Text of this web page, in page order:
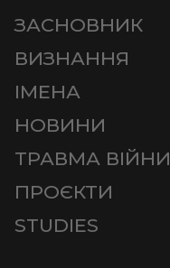
ЗАСНОВНИК
ВИЗНАННЯ
ІМЕНА
НОВИНИ
ТРАВМА ВІЙНИ
ПРОЄКТИ
STUDIES